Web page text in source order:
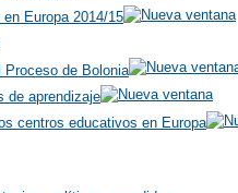
Europa 2014/15
Proceso de Bolonia
de aprendizaje
centros educativos en Europa